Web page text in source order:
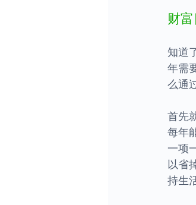
财
知道
年需
么通
首先
每年
一项
以省
持生